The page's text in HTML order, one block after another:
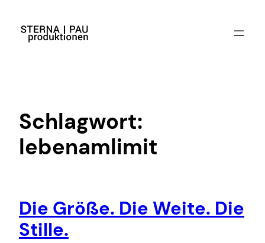
Inhalt
springen
Schlagwort:
lebenamlimit
Die Größe. Die Weite. Die
Stille.